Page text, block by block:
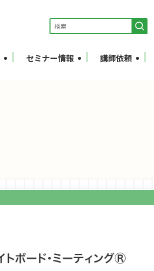
セミナー情報 講師依頼